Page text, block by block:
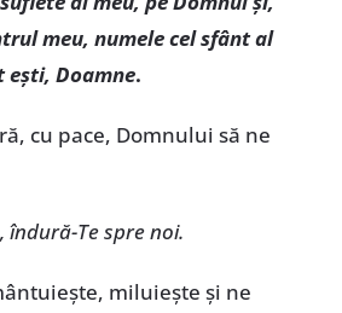
meu, numele cel sfânt al
eşti, Doamne.
cu pace, Domnului să ne
îndură-Te spre noi.
miluieşte şi ne